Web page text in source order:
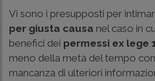
Vi sono i presupposti per
per giusta causa nel caso in
benefici dei permessi ex lege
meno della metà del tempo
mancanza di ulteriori